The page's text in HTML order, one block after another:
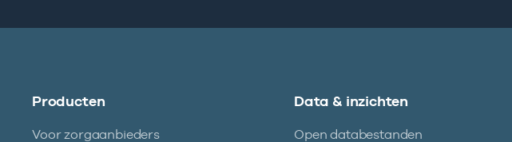
Producten
Voor zorgaanbieders
Data & inzichten
Open databestanden